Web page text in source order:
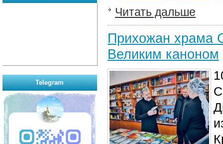
Читать дальше
Прихожан храма
Великим каноном
Telegram